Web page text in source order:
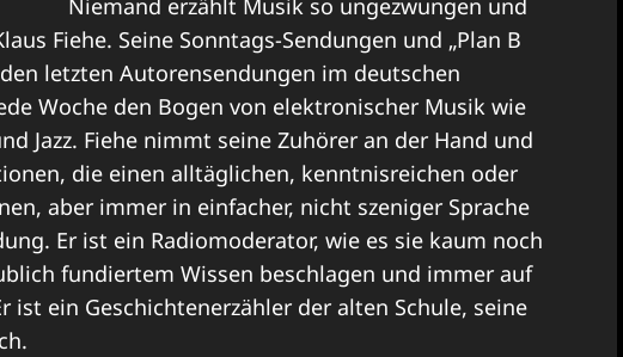
Niemand erzählt Musik so ungezwungen und
Fiehe. Seine Sonntags-Sendungen und „Plan B
letzten Autorensendungen im deutschen
Woche den Bogen von elektronischer Musik wie
Jazz. Fiehe nimmt seine Zuhörer an der Hand und
die einen alltäglichen, kenntnisreichen oder
aber immer in einfacher, nicht szeniger Sprache
Er ist ein Radiomoderator, wie es sie kaum noch
fundiertem Wissen beschlagen und immer auf
ist ein Geschichtenerzähler der alten Schule, seine